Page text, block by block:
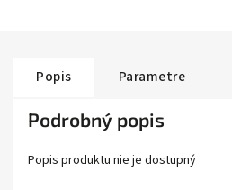
Popis Parametre
Podrobný popis
Popis produktu nie je dostupný